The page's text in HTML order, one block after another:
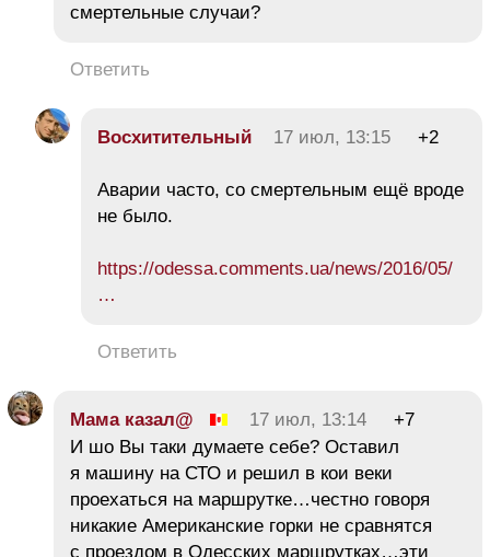
смертельные случаи?
Ответить
Восхитительный 17 июл, 13:15 +2
Аварии часто, со смертельным ещё вроде
не было.
https://odessa.comments.ua/news/2016/05/
…
Ответить
Мама казал@ 17 июл, 13:14
+7
И шо Вы таки думаете себе? Оставил
я машину на СТО и решил в кои веки
проехаться на маршрутке…честно говоря
никакие Американские горки не сравнятся
с проездом в Одесских маршрутках…эти